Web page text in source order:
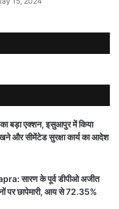
बड़ा एक्शन, इसुआपुर में किया
और सीमेंटेड सुरक्षा कार्य का आदेश
सारण के पूर्व डीपीओ अजीत
पर छापेमारी, आय से 72.35%